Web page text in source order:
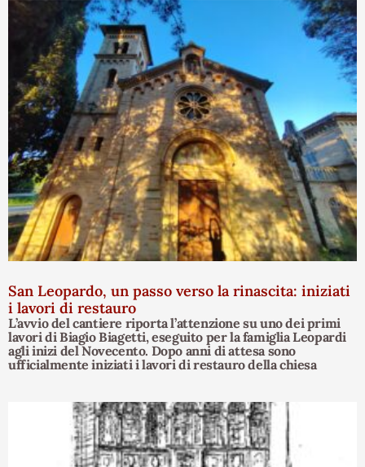
San Leopardo, un passo verso la rinascita: iniziati
i lavori di restauro
L’avvio del cantiere riporta l’attenzione su uno dei primi
lavori di Biagio Biagetti, eseguito per la famiglia Leopardi
agli inizi del Novecento. Dopo anni di attesa sono
ufficialmente iniziati i lavori di restauro della chiesa